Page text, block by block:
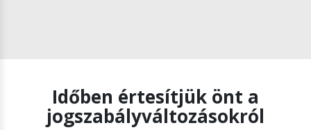
Időben értesítjük önt a
jogszabályváltozásokról